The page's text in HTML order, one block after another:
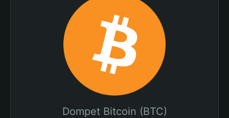
Dompet Bitcoin (BTC)